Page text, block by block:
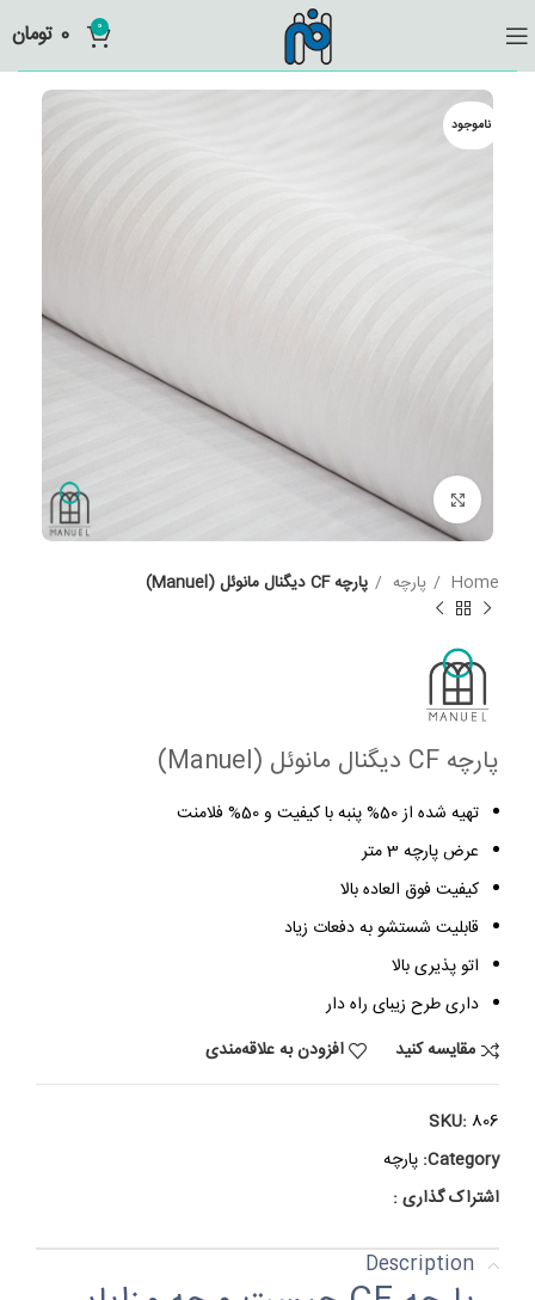
0
0 تومان
ناموجود
برای بزرگنمایی کلیک کنید
Home پارچه پارچه CF دیگنال مانوئل (Manuel)
پارچه CF دیگنال مانوئل (Manuel)
تهیه شده از 50% پنبه با کیفیت و 50% فلامنت
عرض پارچه 3 متر
کیفیت فوق العاده بالا
قابلیت شستشو به دفعات زیاد
اتو پذیری بالا
داری طرح زیبای راه دار
مقایسه کنید
افزودن به علاقه‌مندی
SKU: 806
Category: پارچه
اشتراک گذاری :
Description